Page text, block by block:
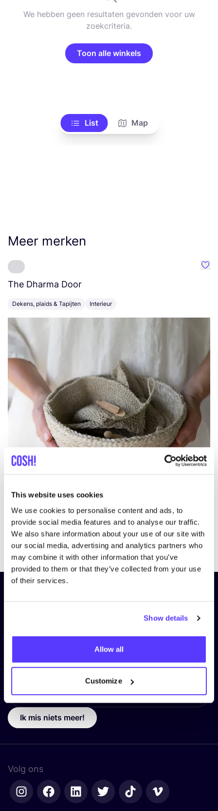
This website uses cookies
We use cookies to personalise content and ads, to
provide social media features and to analyse our traffic.
We also share information about your use of our site with
our social media, advertising and analytics partners who
may combine it with other information that you’ve
provided to them or that they’ve collected from your use
of their services.
Show details
Allow all
Customize
We hebben geen resultaten gevonden voor uw
zoekcriteria.
Toon alle winkels
List Map
Meer merken
The Dharma Door
Dekens, plaids & Tapijten Interieur
PreviousNext
Ik mis niets meer!
Volg ons